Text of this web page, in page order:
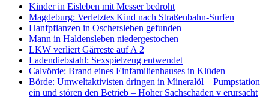
Kinder in Eisleben mit Messer bedroht
Magdeburg: Verletztes Kind nach Straßenbahn-Surfen
Hanfpflanzen in Oschersleben gefunden
Mann in Haldensleben niedergestochen
LKW verliert Gärreste auf A 2
Ladendiebstahl: Sexspielzeug entwendet
Calvörde: Brand eines Einfamilienhauses in Klüden
Börde: Umweltaktivisten dringen in Mineralöl – Pumpstation
ein und stören den Betrieb – Hoher Sachschaden v erursacht